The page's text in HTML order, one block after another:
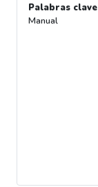
Palabras clave
Manual